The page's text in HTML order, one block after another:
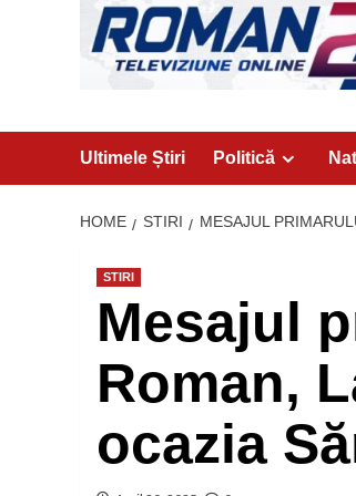
Ultimele Știri Politică
HOME STIRI MESAJUL
STIRI
Mesajul
Roman,
ocazia